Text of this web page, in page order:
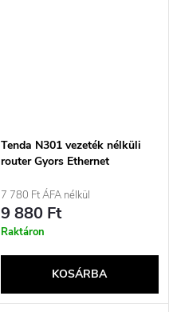
Tenda N301 vezeték nélküli
router Gyors Ethernet
7 780 Ft ÁFA nélkül
9 880 Ft
Raktáron
KOSÁRBA